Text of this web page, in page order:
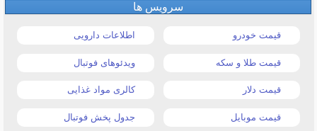
سرویس ها
قیمت خودرو اطلاعات دارویی
قیمت طلا و سکه ویدئوهای فوتبال
قیمت دلار کالری مواد غذایی
قیمت موبایل جدول پخش فوتبال